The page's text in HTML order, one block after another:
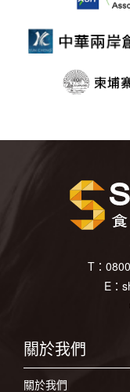
T：
E：
關於我們
關於我們